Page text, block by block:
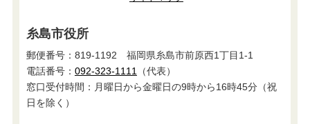
糸島市役所
郵便番号：819-1192 福岡県糸島市前原西1丁目1-1
電話番号： 092-323-1111（代表）
窓口受付時間：月曜日から金曜日の9時から16時45分（祝
日を除く）